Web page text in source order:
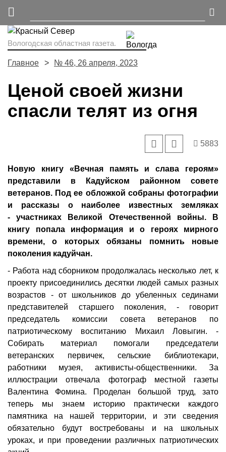
Вологодская областная газета.
Главное № 46, 26 апреля, 2023
Ценой своей жизни
спасли телят из огня
5883
Новую книгу «Вечная память и слава героям»
представили в Кадуйском районном совете
ветеранов. Под ее обложкой собраны фотографии
и рассказы о наиболее известных земляках
- участниках Великой Отечественной войны. В
книгу попала информация и о героях мирного
времени, о которых обязаны помнить новые
поколения кадуйчан.
- Работа над сборником продолжалась несколько лет, к
проекту присоединились десятки людей самых разных
возрастов - от школьников до убеленных сединами
представителей старшего поколения, - говорит
председатель комиссии совета ветеранов по
патриотическому воспитанию Михаил Ловыгин. -
Собирать материал помогали председатели
ветеранских первичек, сельские библиотекари,
работники музея, активисты-общественники. За
иллюстрации отвечала фотограф местной газеты
Валентина Фомина. Проделан большой труд, зато
теперь мы знаем историю практически каждого
памятника на нашей территории, и эти сведения
обязательно будут востребованы и на школьных
уроках, и при проведении различных патриотических